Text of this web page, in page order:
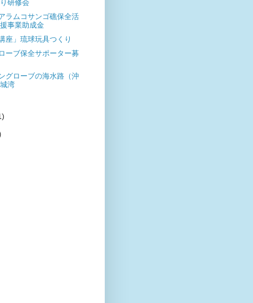
研修会
ラムコサンゴ礁保全活
事業助成金
座」琉球玩具つくり
ーブ保全サポーター募
グローブの海水路（沖
湾